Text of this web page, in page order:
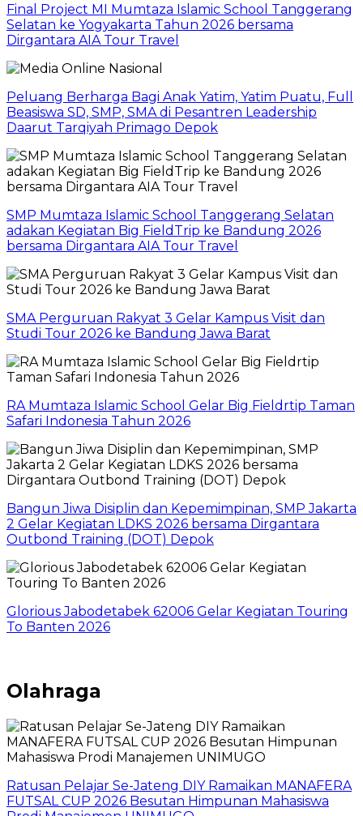
Final Project MI Mumtaza Islamic School Tanggerang
Selatan ke Yogyakarta Tahun 2026 bersama
Dirgantara AIA Tour Travel
Peluang Berharga Bagi Anak Yatim, Yatim Puatu, Full
Beasiswa SD, SMP, SMA di Pesantren Leadership
Daarut Tarqiyah Primago Depok
SMP Mumtaza Islamic School Tanggerang Selatan
adakan Kegiatan Big FieldTrip ke Bandung 2026
bersama Dirgantara AIA Tour Travel
SMA Perguruan Rakyat 3 Gelar Kampus Visit dan
Studi Tour 2026 ke Bandung Jawa Barat
RA Mumtaza Islamic School Gelar Big Fieldrtip Taman
Safari Indonesia Tahun 2026
Bangun Jiwa Disiplin dan Kepemimpinan, SMP Jakarta
2 Gelar Kegiatan LDKS 2026 bersama Dirgantara
Outbond Training (DOT) Depok
Glorious Jabodetabek 62006 Gelar Kegiatan Touring
To Banten 2026
Olahraga
Ratusan Pelajar Se-Jateng DIY Ramaikan MANAFERA
FUTSAL CUP 2026 Besutan Himpunan Mahasiswa